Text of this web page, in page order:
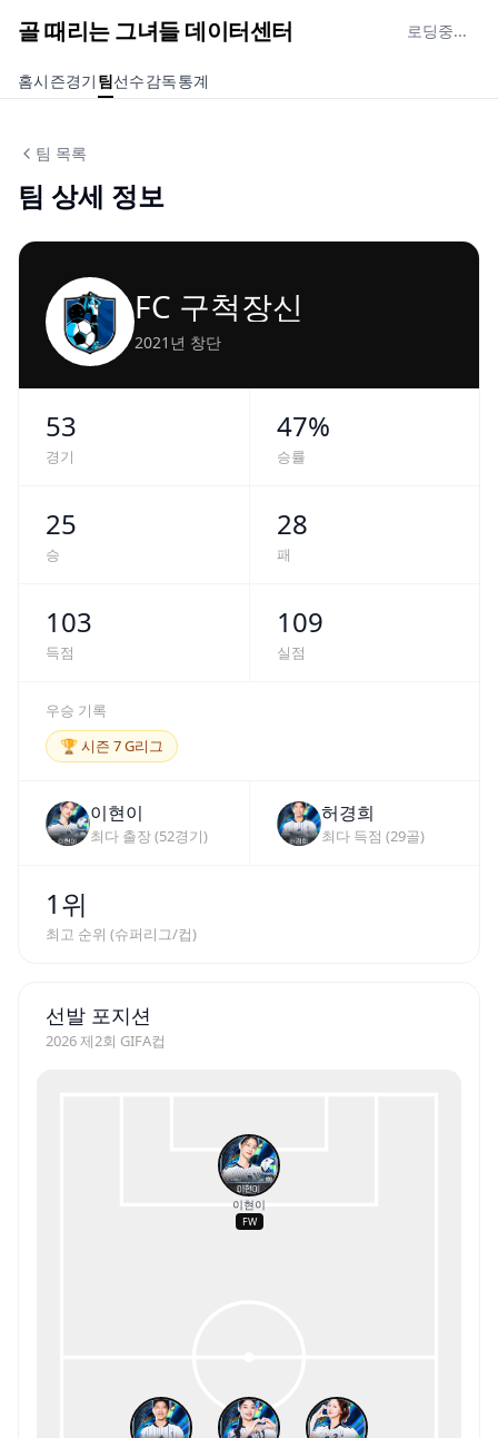
골 때리는 그녀들 데이터센터 로딩중...
홈시즌경기 팀선수감독통계
팀 목록
팀 상세 정보
FC 구척장신
2021년 창단
53
경기
47%
승률
25
승
28
패
103
득점
109
실점
우승 기록
🏆시즌 7 G리그
이현이
최다 출장 (52경기)
허경희
최다 득점 (29골)
1위
최고 순위 (슈퍼리그/컵)
선발 포지션
2026 제2회 GIFA컵
이현이
FW